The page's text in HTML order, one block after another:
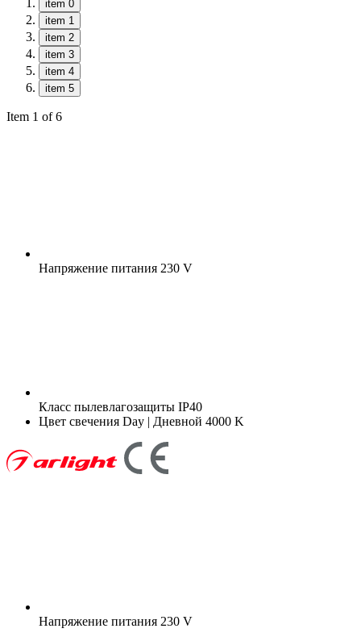
item 0
item 1
item 2
item 3
item 4
item 5
Item 1 of 6
Напряжение питания 230 V
Класс пылевлагозащиты IP40
Цвет свечения Day | Дневной 4000 K
Напряжение питания 230 V